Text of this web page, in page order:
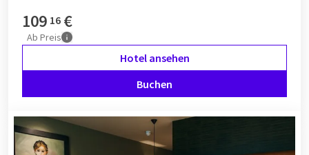
109 16 €
Ab Preis
Hotel ansehen
Buchen